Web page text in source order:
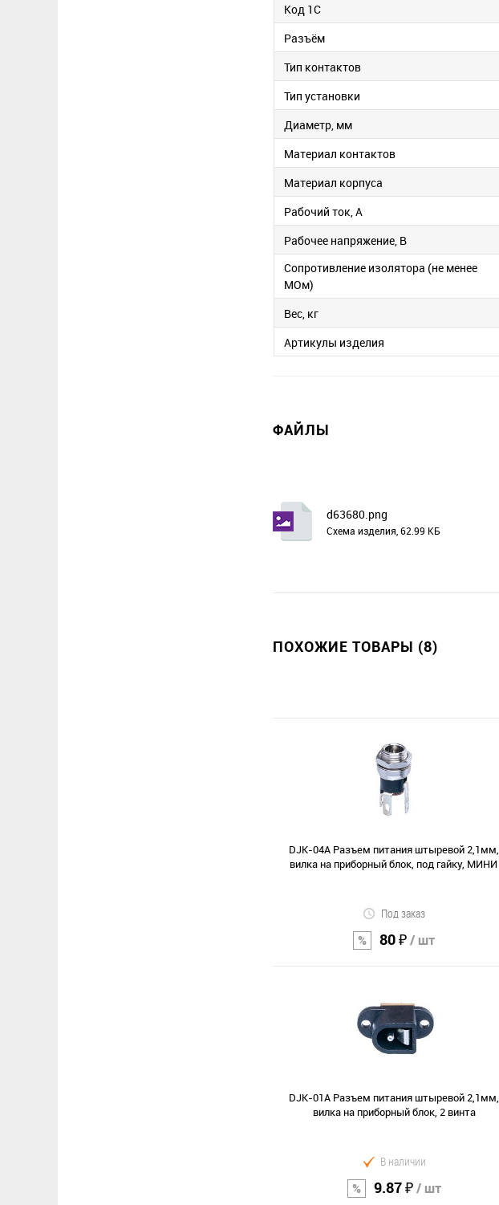
Код 1С
Разъём
Тип контактов
Тип установки
Диаметр, мм
Материал контактов
Материал корпуса
Рабочий ток, А
Рабочее напряжение, В
Сопротивление изолятора (не менее
МОм)
Вес, кг
Артикулы изделия
ФАЙЛЫ
d63680.png
Схема изделия, 62.99 КБ
ПОХОЖИЕ ТОВАРЫ (8)
DJK-04A Разъем питания штыревой 2,1мм,
вилка на приборный блок, под гайку, МИНИ
Под заказ
80 ₽/ шт
В корзину
DJK-01A Разъем питания штыревой 2,1мм,
вилка на приборный блок, 2 винта
В наличии
9.87 ₽/ шт